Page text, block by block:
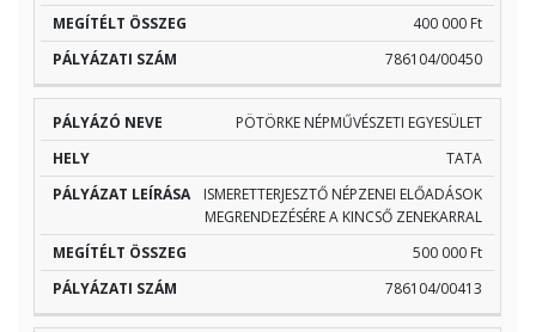
400 000 Ft
786104/00450
PÖTÖRKE NÉPMŰVÉSZETI EGYESÜLET
TATA
ISMERETTERJESZTŐ NÉPZENEI ELŐADÁSOK
MEGRENDEZÉSÉRE A KINCSŐ ZENEKARRAL
500 000 Ft
786104/00413